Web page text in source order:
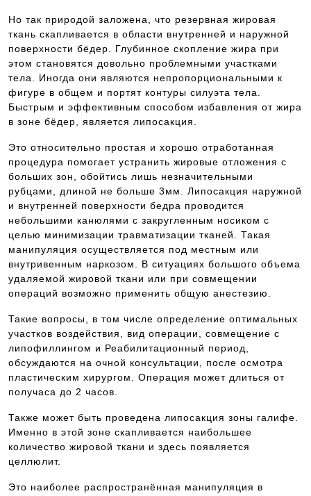
Но так природой заложена, что резервная жировая
ткань скапливается в области внутренней и наружной
поверхности бёдер. Глубинное скопление жира при
этом становятся довольно проблемными участками
тела. Иногда они являются непропорциональными к
фигуре в общем и портят контуры силуэта тела.
Быстрым и эффективным способом избавления от жира
в зоне бёдер, является липосакция.
Это относительно простая и хорошо отработанная
процедура помогает устранить жировые отложения с
больших зон, обойтись лишь незначительными
рубцами, длиной не больше 3мм. Липосакция наружной
и внутренней поверхности бедра проводится
небольшими канюлями с закругленным носиком с
целью минимизации травматизации тканей. Такая
манипуляция осуществляется под местным или
внутривенным наркозом. В ситуациях большого объема
удаляемой жировой ткани или при совмещении
операций возможно применить общую анестезию.
Такие вопросы, в том числе определение оптимальных
участков воздействия, вид операции, совмещение с
липофиллингом и Реабилитационный период,
обсуждаются на очной консультации, после осмотра
пластическим хирургом. Операция может длиться от
получаса до 2 часов.
Также может быть проведена липосакция зоны галифе.
Именно в этой зоне скапливается наибольшее
количество жировой ткани и здесь появляется
целлюлит.
Это наиболее распространённая манипуляция в